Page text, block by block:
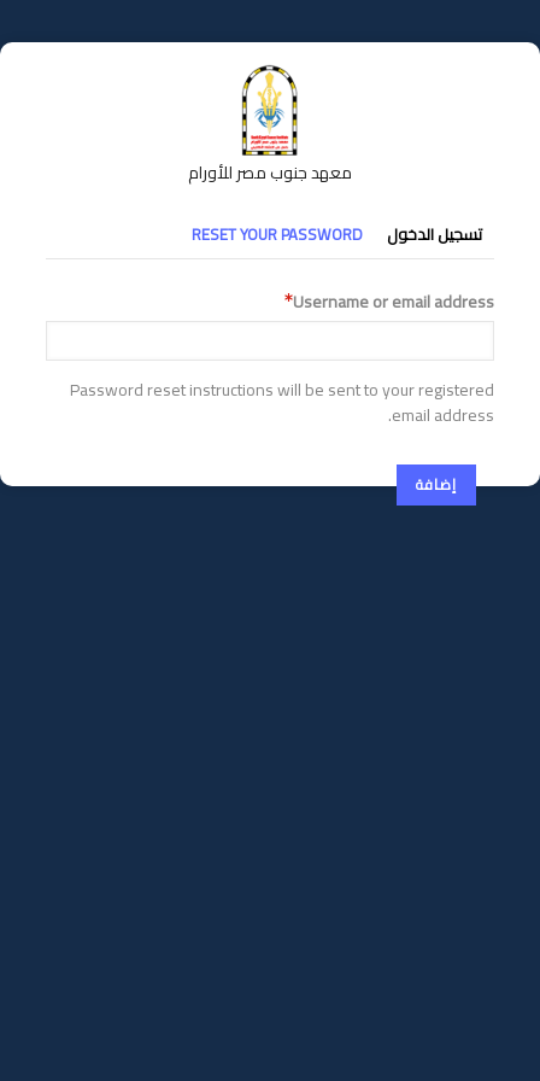
إلى
المحتوى
معهد جنوب مصر للأورام
التبويبات
الأساسية
تسجيل الدخول RESET YOUR PASSWORD
Username or email address
Password reset instructions will be sent to your registered
email address.